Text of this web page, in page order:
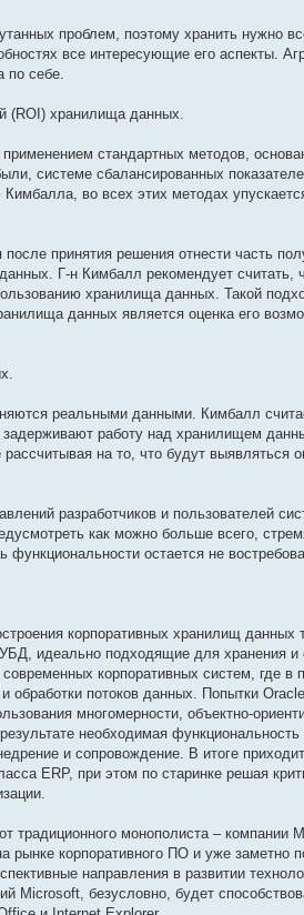
проблем, поэтому хранить нужно
все интересующие его аспекты.
по себе.
(ROI) хранилища данных.
стандартных методов,
системе сбалансированных
во всех этих методах
принятия решения отнести часть
Г-н Кимбалл рекомендует считать,
хранилища данных. Такой
данных является оценка его
реальными данными. Кимбалл
задерживают работу над хранилищем
на то, что будут выявляться
разработчиков и пользователей
как можно больше всего,
функциональности остается не
корпоративных хранилищ данных
идеально подходящие для хранения и
корпоративных систем, где в
потоков данных. Попытки
многомерности, объектно-
необходимая функциональность
и сопровождение. В итоге
ERP, при этом по старинке решая
традиционного монополиста – компании
рынке корпоративного ПО и уже заметно
направления в развитии
Microsoft, безусловно, будет